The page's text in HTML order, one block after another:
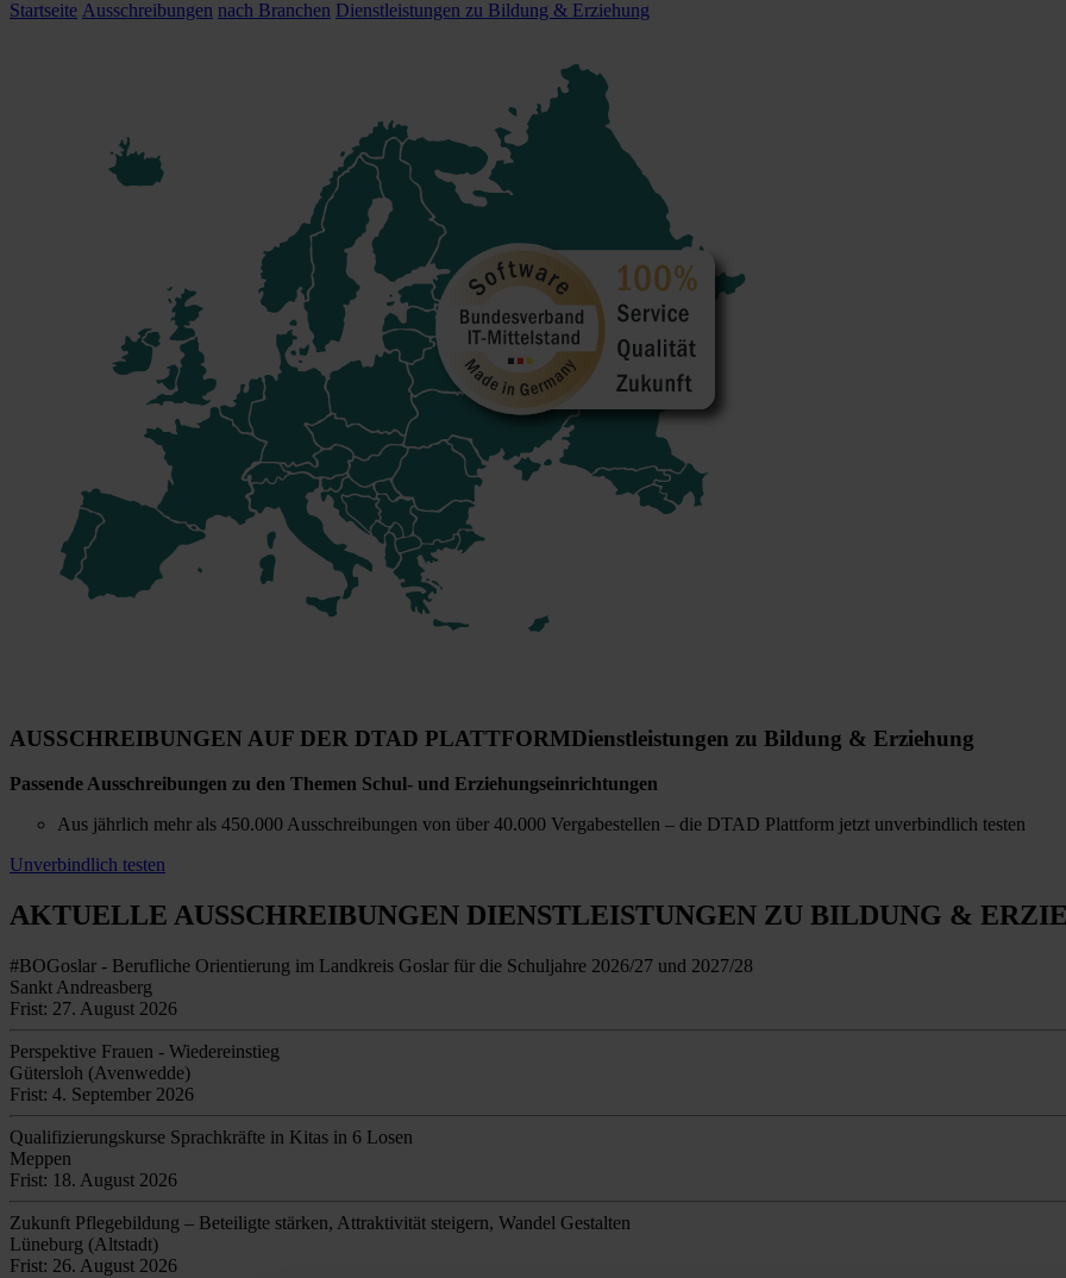
Startseite Ausschreibungen nach Branchen Dienstleistungen zu Bildung & Erziehung
AUSSCHREIBUNGEN AUF DER DTAD PLATTFORMDienstleistungen zu Bildung & Erziehung
Passende Ausschreibungen zu den Themen Schul- und Erziehungseinrichtungen
Aus jährlich mehr als 450.000 Ausschreibungen von über 40.000 Vergabestellen – die DTAD Plattform jetzt unverbindlich testen
Unverbindlich testen
AKTUELLE AUSSCHREIBUNGEN DIENSTLEISTUNGEN ZU BILDUNG &
#BOGoslar - Berufliche Orientierung im Landkreis Goslar für die Schuljahre 2026/27 und 2027/28
Sankt Andreasberg
Frist: 27. August 2026
Perspektive Frauen - Wiedereinstieg
Gütersloh (Avenwedde)
Frist: 4. September 2026
Qualifizierungskurse Sprachkräfte in Kitas in 6 Losen
Meppen
Frist: 18. August 2026
Zukunft Pflegebildung – Beteiligte stärken, Attraktivität steigern, Wandel Gestalten
Lüneburg (Altstadt)
Frist: 26. August 2026